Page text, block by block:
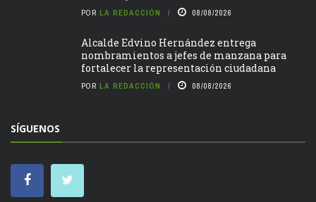
POR LA REDACCIÓN 08/08/2026
Alcalde Edvino Hernández entrega
nombramientos a jefes de manzana para
fortalecer la representación ciudadana
POR LA REDACCIÓN 08/08/2026
SÍGUENOS